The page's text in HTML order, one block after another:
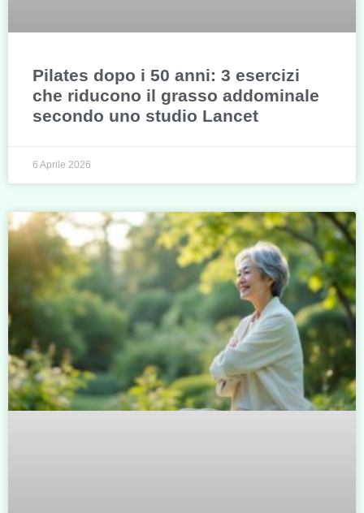
Pilates dopo i 50 anni: 3 esercizi
che riducono il grasso addominale
secondo uno studio Lancet
6 Aprile 2026